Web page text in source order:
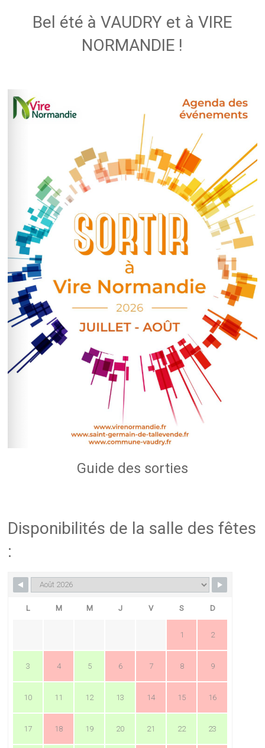
Bel été à VAUDRY et à VIRE
NORMANDIE !
Guide des sorties
Disponibilités de la salle des fêtes
:
L M M J V S D
1 2
3 4 5 6 7 8 9
10 11 12 13 14 15 16
17 18 19 20 21 22 23